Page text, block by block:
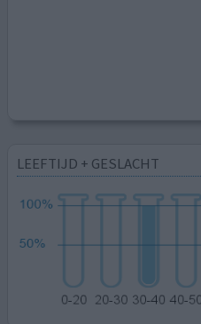
LEEFTIJD + GESLACHT